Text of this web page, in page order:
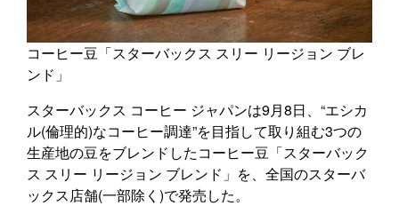
コーヒー豆「スターバックス スリー リージョン ブレ
ンド」
スターバックス コーヒー ジャパンは9月8日、“エシカ
ル(倫理的)なコーヒー調達”を目指して取り組む3つの
生産地の豆をブレンドしたコーヒー豆「スターバック
ス スリー リージョン ブレンド」を、全国のスターバ
ックス店舗(一部除く)で発売した。